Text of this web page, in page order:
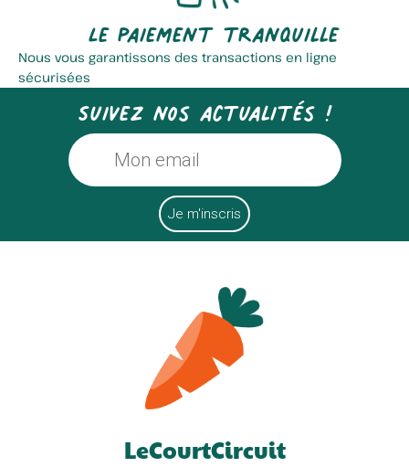
Le paiement tranquille
Nous vous garantissons des transactions en ligne
sécurisées
Suivez nos actualités !
LeCourtCircuit